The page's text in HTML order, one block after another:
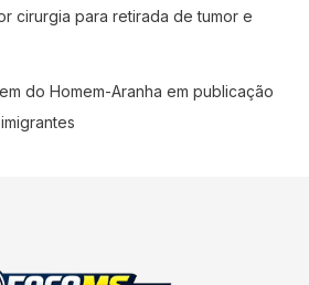
cirurgia para retirada de tumor e
do Homem-Aranha em publicação